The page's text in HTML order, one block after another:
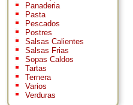
Panaderia
Pasta
Pescados
Postres
Salsas Calientes
Salsas Frias
Sopas Caldos
Tartas
Ternera
Varios
Verduras